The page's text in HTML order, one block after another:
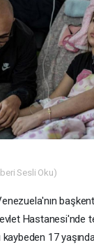
Sesli Oku)
Hastanesi'nde
kaybeden 17